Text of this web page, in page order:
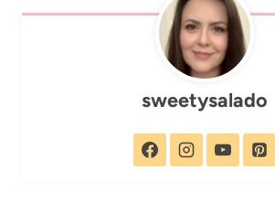
sweetysalado